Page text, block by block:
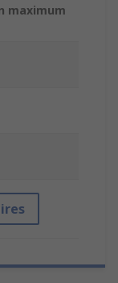
maximum